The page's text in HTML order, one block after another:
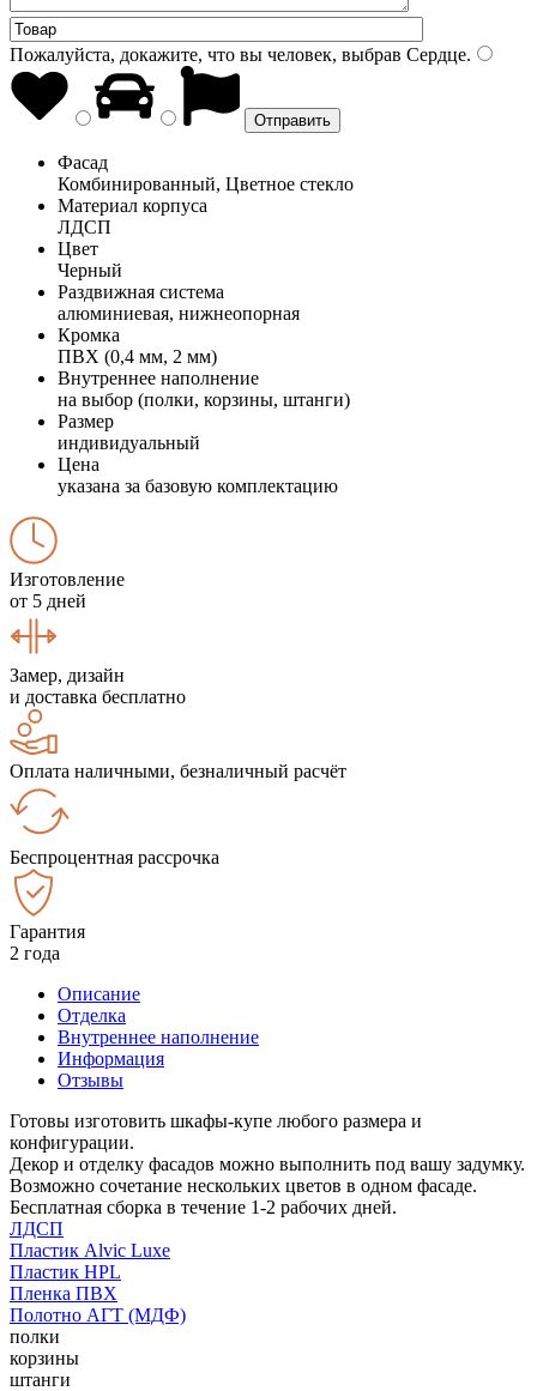
Пожалуйста, докажите, что вы человек, выбрав Сердце.
Фасад
Комбинированный, Цветное стекло
Материал корпуса
ЛДСП
Цвет
Черный
Раздвижная система
алюминиевая, нижнеопорная
Кромка
ПВХ (0,4 мм, 2 мм)
Внутреннее наполнение
на выбор (полки, корзины, штанги)
Размер
индивидуальный
Цена
указана за базовую комплектацию
Изготовление
от 5 дней
Замер, дизайн
и доставка бесплатно
Оплата наличными, безналичный расчёт
Беспроцентная рассрочка
Гарантия
2 года
Описание
Отделка
Внутреннее наполнение
Информация
Отзывы
Готовы изготовить шкафы-купе любого размера и
конфигурации.
Декор и отделку фасадов можно выполнить под вашу задумку.
Возможно сочетание нескольких цветов в одном фасаде.
Бесплатная сборка в течение 1-2 рабочих дней.
ЛДСП
Пластик Alvic Luxe
Пластик HPL
Пленка ПВХ
Полотно АГТ (МДФ)
полки
корзины
штанги